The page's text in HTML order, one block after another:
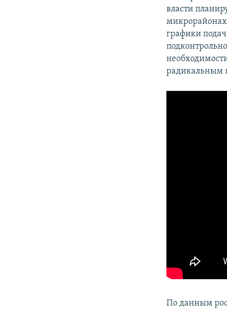
власти
микрорайонах
графики
радикальным
По данным